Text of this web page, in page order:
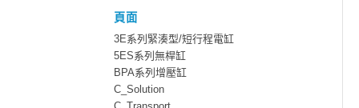
頁面
3E系列緊湊型/短行程電缸
5ES系列無桿缸
BPA系列增壓缸
C_Solution